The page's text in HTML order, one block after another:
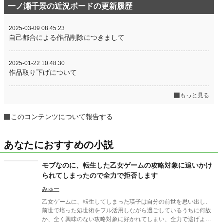
一ノ瀬千景の近況ボードの更新履歴
2025-03-09 08:45:23
自己都合による作品削除につきまして
2025-01-22 10:48:30
作品取り下げについて
もっと見る
このコンテンツについて報告する
あなたにおすすめの小説
モブなのに、転生した乙女ゲームの攻略対象に追いかけ
られてしまったので全力で拒否します
みゅー
乙女ゲームに、転生してしまった瑛子は自分の前世を思い出し、
前世で培った処世術をフル活用しながら過ごしているうちに何故
か、全く興味のない攻略対象に好かれてしまい、全力で逃げよう